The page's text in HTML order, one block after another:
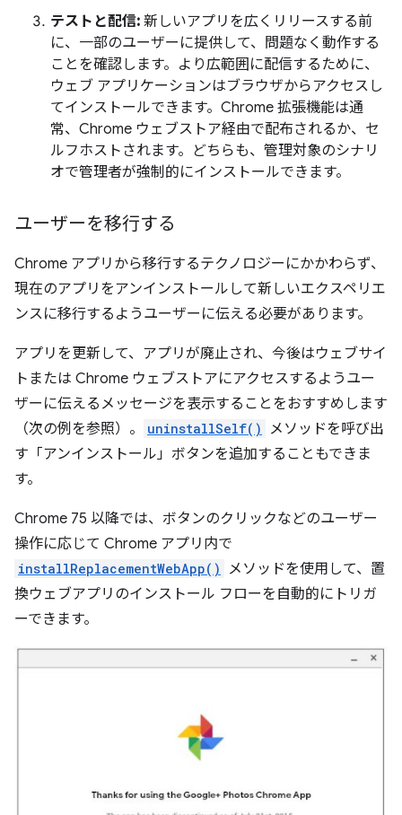
テストと配信: 新しいアプリを広くリリースする前
に、一部のユーザーに提供して、問題なく動作する
ことを確認します。より広範囲に配信するために、
ウェブ アプリケーションはブラウザからアクセスし
てインストールできます。Chrome 拡張機能は通
常、Chrome ウェブストア経由で配布されるか、セ
ルフホストされます。どちらも、管理対象のシナリ
オで管理者が強制的にインストールできます。
ユーザーを移行する
Chrome アプリから移行するテクノロジーにかかわらず、
現在のアプリをアンインストールして新しいエクスペリエ
ンスに移行するようユーザーに伝える必要があります。
アプリを更新して、アプリが廃止され、今後はウェブサイ
トまたは Chrome ウェブストアにアクセスするようユー
ザーに伝えるメッセージを表示することをおすすめします
（次の例を参照）。
uninstallSelf()
メソッドを呼び出
す「アンインストール」ボタンを追加することもできま
す。
Chrome 75 以降では、ボタンのクリックなどのユーザー
操作に応じて Chrome アプリ内で
installReplacementWebApp()
メソッドを使用して、置
換ウェブアプリのインストール フローを自動的にトリガ
ーできます。